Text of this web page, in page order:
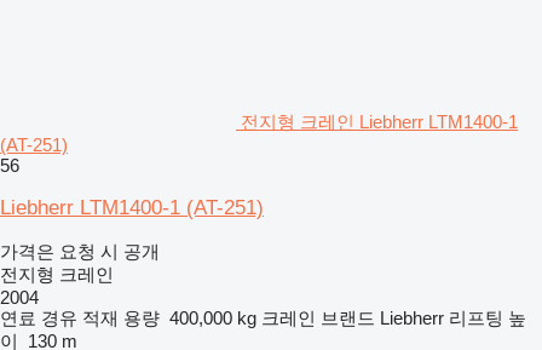
전지형 크레인 Liebherr LTM1400-1
(AT-251)
56
Liebherr LTM1400-1 (AT-251)
가격은 요청 시 공개
전지형 크레인
2004
연료 경유 적재 용량 400,000 kg 크레인 브랜드 Liebherr 리프팅 높
이
130 m